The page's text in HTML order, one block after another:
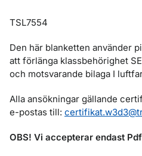
TSL7554
Den här blanketten använder
att förlänga klassbehörighet
och motsvarande bilaga I
Alla ansökningar gällande
e-postas till:
OBS! Vi accepterar endast